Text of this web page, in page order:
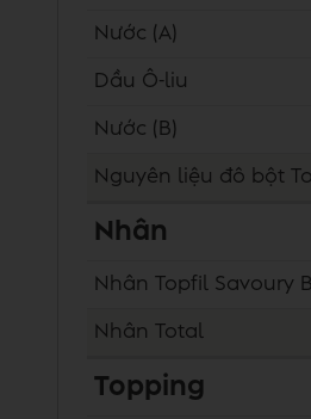
Nước (A)
Dầu Ô-liu
Nước (B)
Nguyên liệu đô bột
Nhân
Nhân Topfil Savoury
Nhân Total
Topping